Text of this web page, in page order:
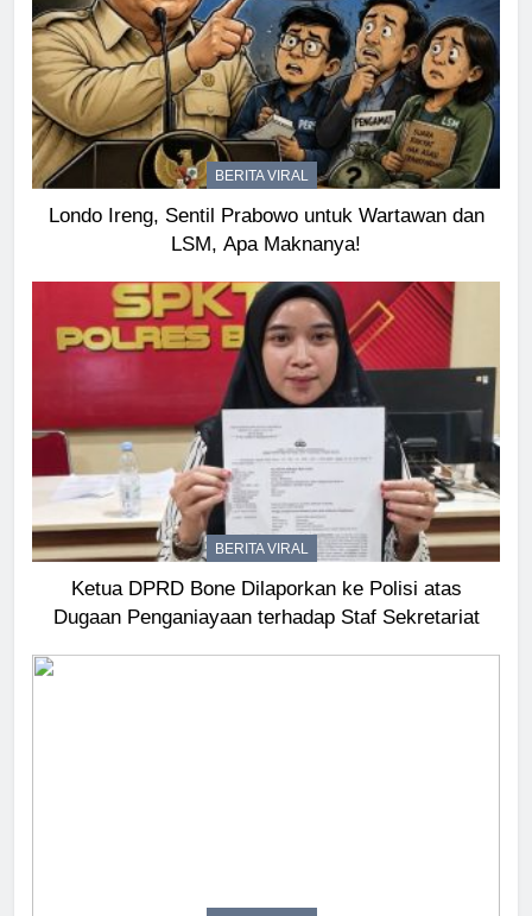
BERITA VIRAL
Londo Ireng, Sentil Prabowo untuk Wartawan dan
LSM, Apa Maknanya!
BERITA VIRAL
Ketua DPRD Bone Dilaporkan ke Polisi atas
Dugaan Penganiayaan terhadap Staf Sekretariat